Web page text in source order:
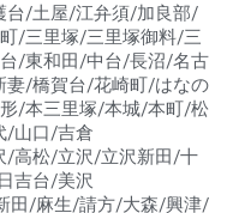
/土屋/江弁須/加良部/
/三里塚/三里塚御料/三
/東和田/中台/長沼/名古
/橋賀台/花崎町/はなの
/本三里塚/本城/本町/松
/山口/吉倉
高松/立沢/立沢新田/十
吉台/美沢
田/麻生/請方/大森/興津/